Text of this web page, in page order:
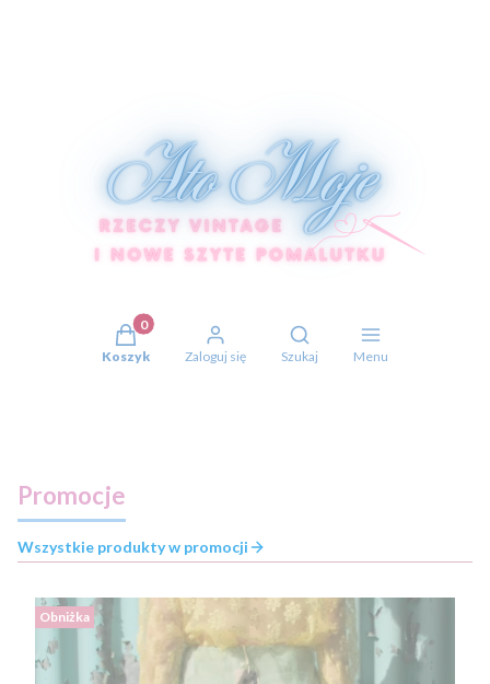
Produkty w koszyku: 0. Zobacz szczegóły
Koszyk Zaloguj się
Otwórz wyszukiwarkę
Szukaj Menu
Promocje
Wszystkie produkty w promocji
Obniżka